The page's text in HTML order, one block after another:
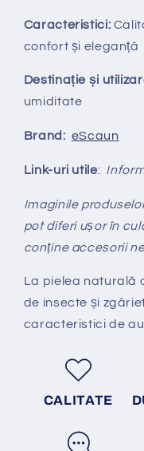
Caracteristici:
confort și eleganță
Destinație și
umiditate
Brand: eScaun
Link-uri utile:
Imaginile
pot diferi ușor în
conține accesorii
La pielea naturală
de insecte și
caracteristici de
CALITATE